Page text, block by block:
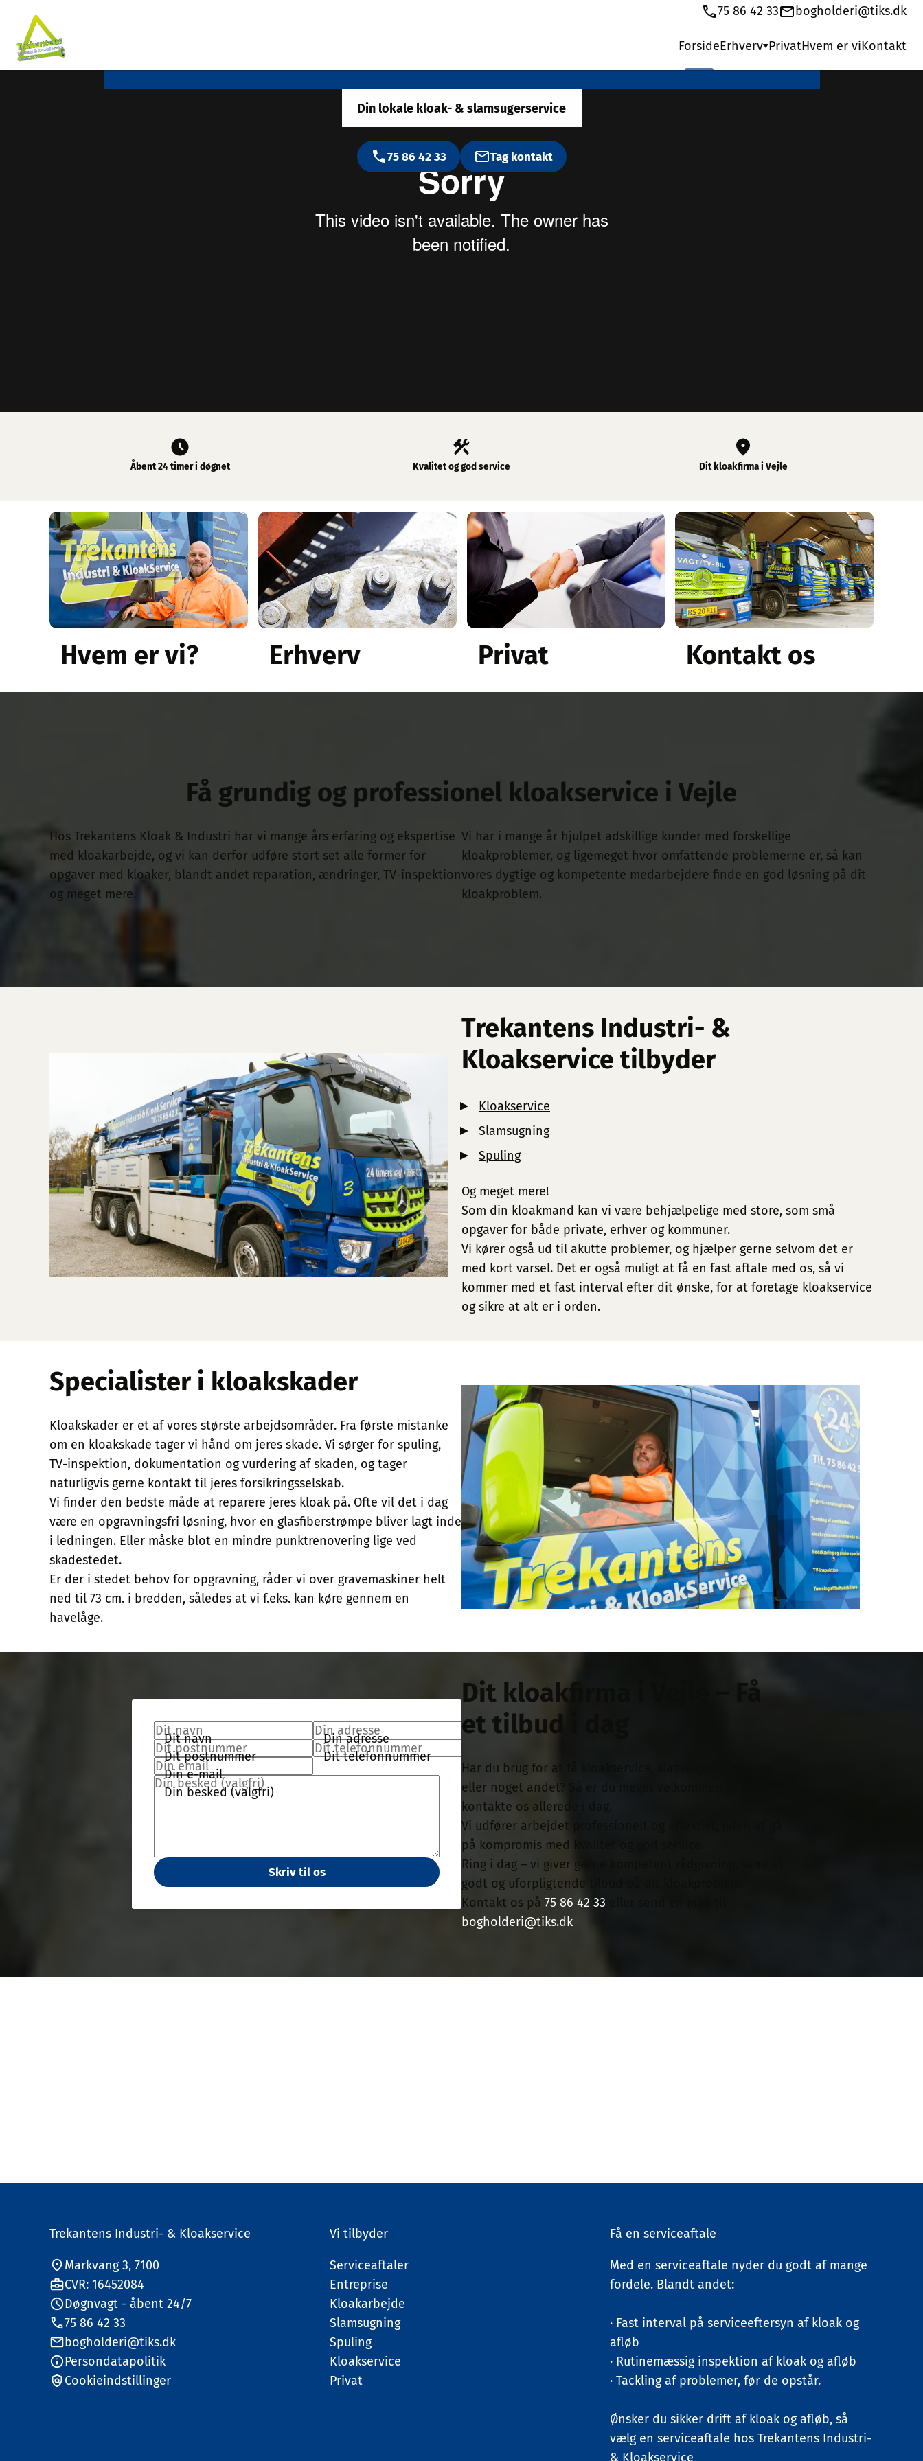
75 86 42 33 bogholderi@tiks.dk
ForsideErhverv PrivatHvem er viKontakt
Trekantens Industri- & Kloakservice
Din lokale kloak- & slamsugerservice
75 86 42 33 Tag kontakt
Åbent 24 timer i døgnet Kvalitet og god service Dit kloakfirma i Vejle
Hvem er vi? Erhverv Privat Kontakt os
Få grundig og professionel kloakservice i Vejle
Hos Trekantens Kloak & Industri har vi mange års erfaring og ekspertise
med kloakarbejde, og vi kan derfor udføre stort set alle former for
opgaver med kloaker, blandt andet reparation, ændringer, TV-inspektion
og meget mere.
Vi har i mange år hjulpet adskillige kunder med forskellige
kloakproblemer, og ligemeget hvor omfattende problemerne er, så kan
vores dygtige og kompetente medarbejdere finde en god løsning på dit
kloakproblem.
Trekantens Industri- &
Kloakservice tilbyder
Kloakservice
Slamsugning
Spuling
Og meget mere!
Som din kloakmand kan vi være behjælpelige med store, som små
opgaver for både private, erhver og kommuner.
Vi kører også ud til akutte problemer, og hjælper gerne selvom det er
med kort varsel. Det er også muligt at få en fast aftale med os, så vi
kommer med et fast interval efter dit ønske, for at foretage kloakservice
og sikre at alt er i orden.
Specialister i kloakskader
Kloakskader er et af vores største arbejdsområder. Fra første mistanke
om en kloakskade tager vi hånd om jeres skade. Vi sørger for spuling,
TV-inspektion, dokumentation og vurdering af skaden, og tager
naturligvis gerne kontakt til jeres forsikringsselskab.
Vi finder den bedste måde at reparere jeres kloak på. Ofte vil det i dag
være en opgravningsfri løsning, hvor en glasfiberstrømpe bliver lagt inde
i ledningen. Eller måske blot en mindre punktrenovering lige ved
skadestedet.
Er der i stedet behov for opgravning, råder vi over gravemaskiner helt
ned til 73 cm. i bredden, således at vi f.eks. kan køre gennem en
havelåge.
Dit navn
Din adresse
Dit postnummer
Dit telefonnummer
Din e-mail
Din besked (valgfri)
Skriv til os
Dit kloakfirma i Vejle – Få
et tilbud i dag
Har du brug for at få kloakservice, slamsugning, spuling
eller noget andet? Så er du meget velkommen til at
kontakte os allerede i dag.
Vi udfører arbejdet professionelt og effektivt, uden at gå
på kompromis med kvalitet og god service.
Ring i dag – vi giver gerne kompetent rådgivning, samt et
godt og uforpligtende tilbud på dit kloakproblem.
Kontakt os på 75 86 42 33
bogholderi@tiks.dk
Trekantens Industri- & Kloakservice
Markvang 3, 7100
CVR: 16452084
Døgnvagt - åbent 24/7
75 86 42 33
bogholderi@tiks.dk
Persondatapolitik
Cookieindstillinger
Vi tilbyder
Serviceaftaler
Entreprise
Kloakarbejde
Slamsugning
Spuling
Kloakservice
Privat
Få en serviceaftale
Med en serviceaftale nyder du godt af mange
fordele. Blandt andet:
· Fast interval på serviceeftersyn af kloak og
afløb
· Rutinemæssig inspektion af kloak og afløb
· Tackling af problemer, før de opstår.
Ønsker du sikker drift af kloak og afløb, så
vælg en serviceaftale hos Trekantens Industri-
& Kloakservice